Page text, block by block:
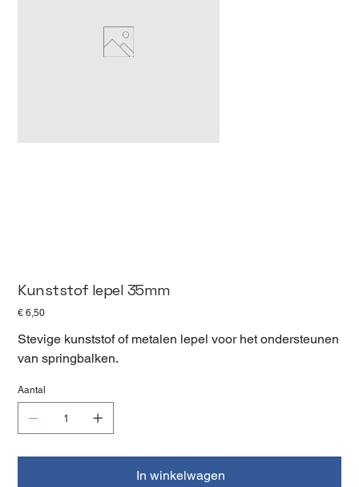
Kunststof lepel 35mm
Prijs
€ 6,50
Stevige kunststof of metalen lepel voor het ondersteunen
van springbalken.
Aantal
In winkelwagen